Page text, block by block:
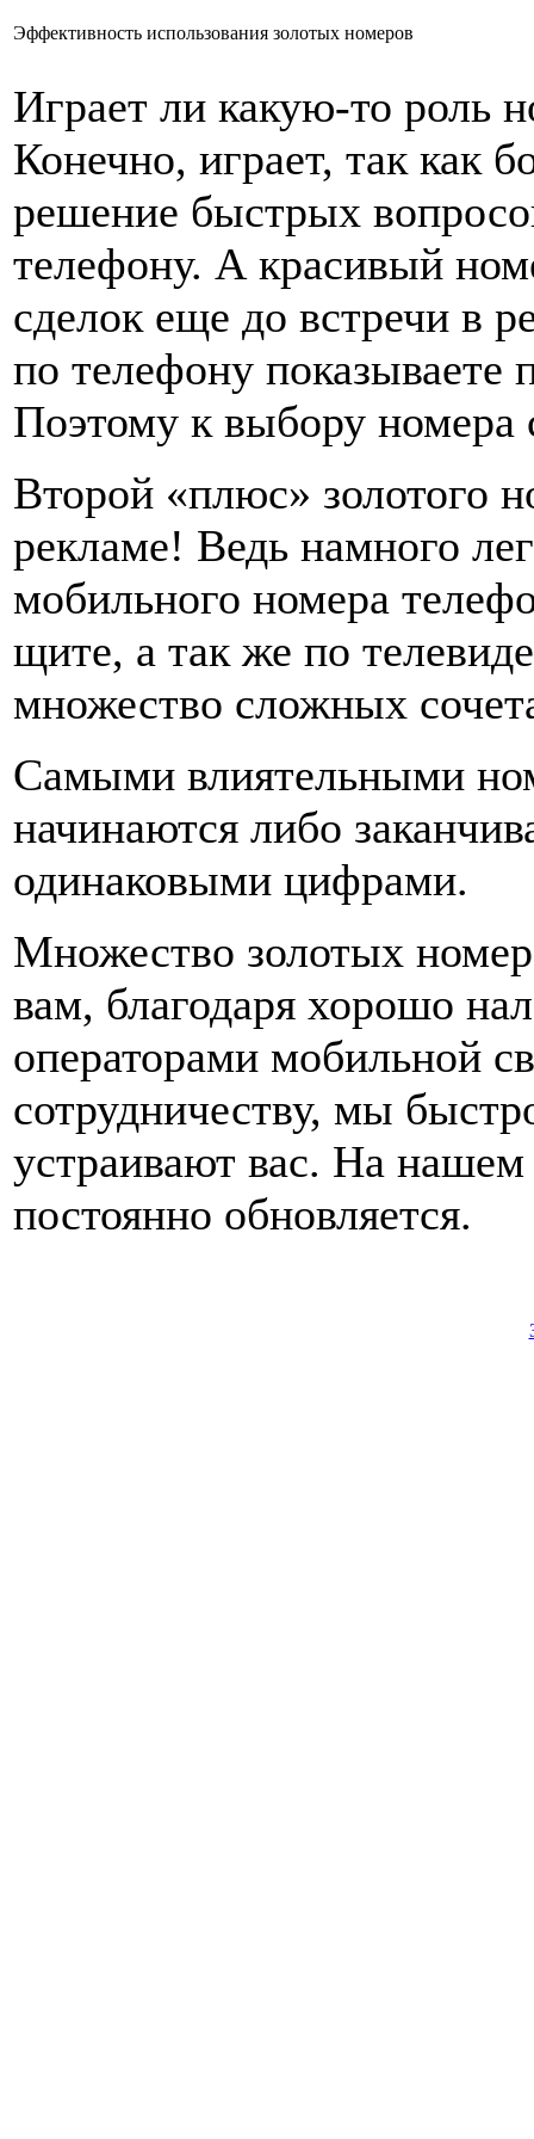
Эффективность использования золотых номеров
Играет ли какую-то роль
Конечно, играет, так как
решение быстрых
телефону. А красивый
сделок еще до встречи в
по телефону показываете
Поэтому к выбору номера
Второй «плюс» золотого
рекламе! Ведь намного
мобильного номера
щите, а так же по
множество сложных
Самыми влиятельными
начинаются либо
одинаковыми цифрами.
Множество золотых
вам, благодаря хорошо
операторами мобильной
сотрудничеству, мы
устраивают вас. На
постоянно обновляется.